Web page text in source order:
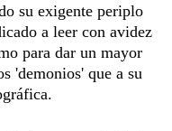
su exigente periplo
a leer con avidez
para dar un mayor
'demonios' que a su